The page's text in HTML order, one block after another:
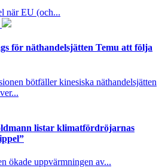
när EU (och...
för näthandelsjätten Temu att följa
bötfäller kinesiska näthandelsjätten
listar klimatfördröjarnas
ökade uppvärmningen av...